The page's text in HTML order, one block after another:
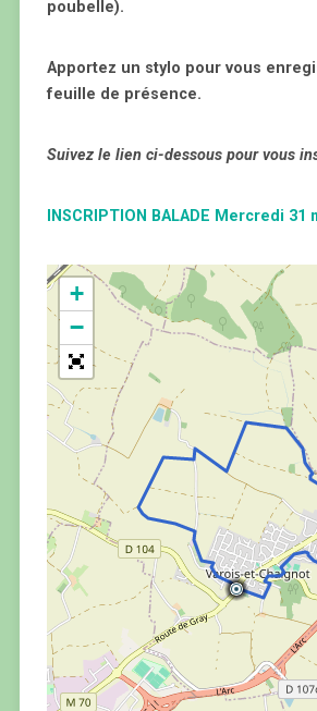
poubelle).
Apportez un stylo pour vous
feuille de présence.
Suivez le lien ci-dessous pour vous
INSCRIPTION BALADE Mercredi 31
+
−